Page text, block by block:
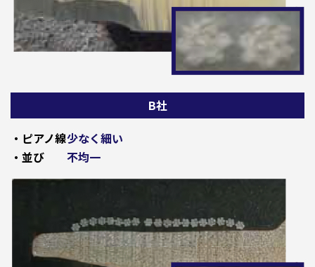
B社
・ピアノ線少なく細い
・並び
不均一